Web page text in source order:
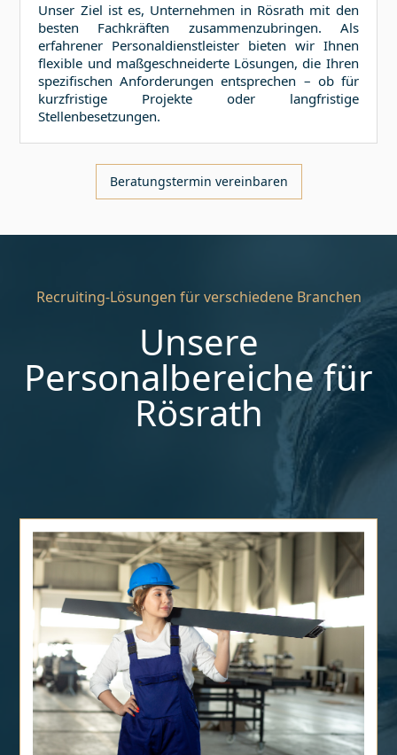
Unser Ziel ist es, Unternehmen in Rösrath mit den
besten Fachkräften zusammenzubringen. Als
erfahrener Personaldienstleister bieten wir Ihnen
flexible und maßgeschneiderte Lösungen, die Ihren
spezifischen Anforderungen entsprechen – ob für
kurzfristige Projekte oder langfristige
Stellenbesetzungen.
Beratungstermin vereinbaren
Recruiting-Lösungen für verschiedene Branchen
Unsere
Personalbereiche für
Rösrath